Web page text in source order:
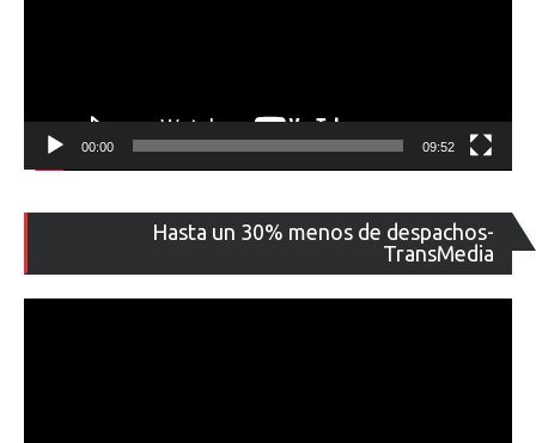
00:00 09:52
Hasta un 30% menos de despachos-
TransMedia
de